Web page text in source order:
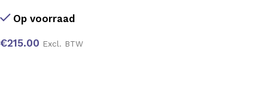
Op voorraad
€215.00 Excl. BTW